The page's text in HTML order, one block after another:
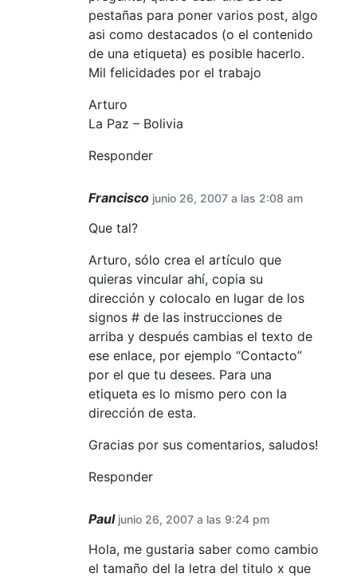
pestañas para poner varios post, algo
asi como destacados (o el contenido
de una etiqueta) es posible hacerlo.
Mil felicidades por el trabajo
Arturo
La Paz – Bolivia
Responder
Francisco junio 26, 2007 a las 2:08 am
Que tal?
Arturo, sólo crea el artículo que
quieras vincular ahí, copia su
dirección y colocalo en lugar de los
signos # de las instrucciones de
arriba y después cambias el texto de
ese enlace, por ejemplo “Contacto”
por el que tu desees. Para una
etiqueta es lo mismo pero con la
dirección de esta.
Gracias por sus comentarios, saludos!
Responder
Paul junio 26, 2007 a las 9:24 pm
Hola, me gustaria saber como cambio
el tamaño del la letra del titulo x que